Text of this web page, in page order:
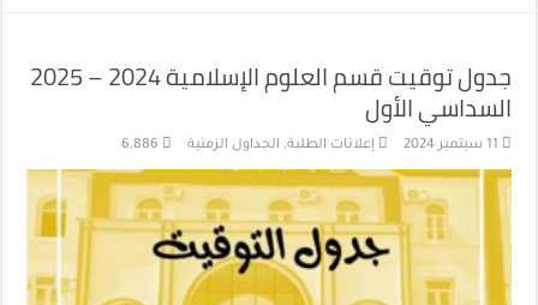
جدول توقيت قسم العلوم الإسلامية 2024 – 2025
السداسي الأول
11 سبتمبر 2024 إعلانات الطلبة, الجداول الزمنية 6,886